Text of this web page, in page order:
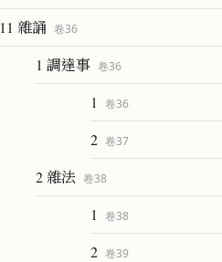
11 雜誦 卷36
1 調達事 卷36
1 卷36
2 卷37
2 雜法 卷38
1 卷38
2 卷39